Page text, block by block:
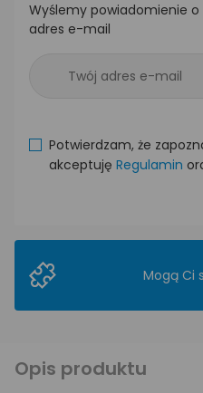
Wyślemy powiadomienie
adres e-mail
Potwierdzam, że
akceptuję Regulamin
Mogą Ci
Opis produktu